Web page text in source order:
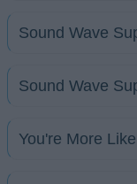
Sound Wave
Sound Wave
You're More